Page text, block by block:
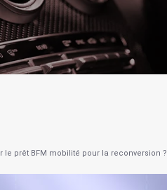
prêt BFM mobilité pour la reconversion ?